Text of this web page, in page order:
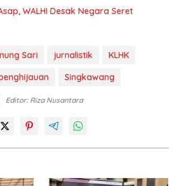
WALHI Desak Negara Seret
Sari jurnalistik
KLHK
Singkawang
Editor: Riza Nusantara